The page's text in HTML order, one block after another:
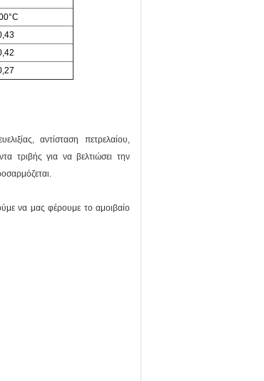
αντίσταση πετρελαίου,
τριβής για να βελτιώσει την
να μας φέρουμε το αμοιβαίο